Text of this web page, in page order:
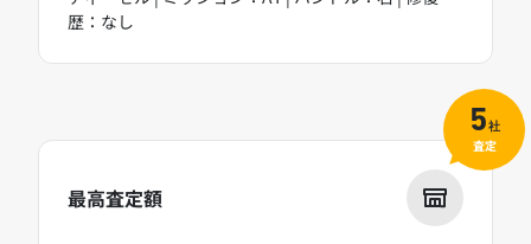
歴：なし
最高査定額
5社
査定